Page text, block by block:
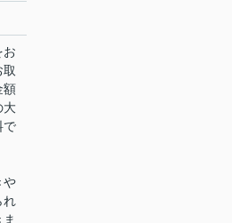
お
額
大
で
や
れ